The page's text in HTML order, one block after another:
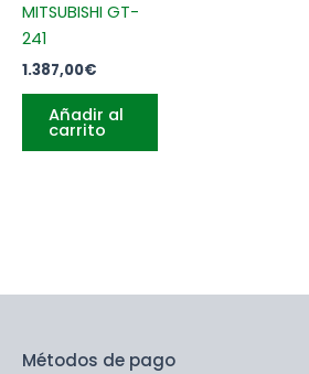
MITSUBISHI GT-
241
1.387,00€
Añadir al
carrito
Métodos de pago